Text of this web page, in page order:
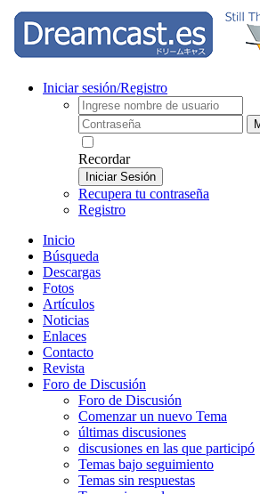
Iniciar sesión/Registro
Recordar
Iniciar Sesión
Recupera tu contraseña
Registro
Inicio
Búsqueda
Descargas
Fotos
Artículos
Noticias
Enlaces
Contacto
Revista
Foro de Discusión
Foro de Discusión
Comenzar un nuevo Tema
últimas discusiones
discusiones en las que participó
Temas bajo seguimiento
Temas sin respuestas